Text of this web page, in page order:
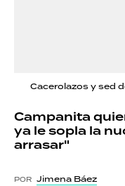
Cacerolazos y sed
Campanita
ya le sopla la
arrasar"
POR Jimena Báez